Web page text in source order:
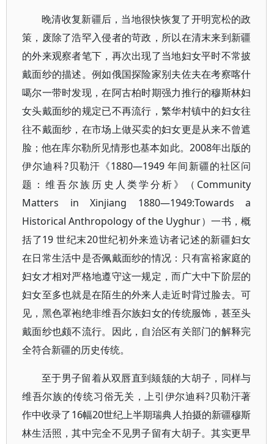
晚清收复新疆后，当地很快恢复了开明宽松的政
策，废除了浩罕入侵者的苛政，所以在清末来到新疆
的外来观察者笔下，再次出现了当地妇女平时不常披
戴面纱的描述。例如俄国探险家别夫佐夫在考察喀什
噶尔一带时发现，在阿古柏时期强力推行的穆斯林妇
女头戴面纱的规定已不再流行，繁华村镇中的妇女往
往不戴面纱，在市场上做买卖的妇女更是从来不曾遮
脸；他在库尔勒所见情形也基本如此。2008年出版的
伊尔迪科?贝勒汗《1880—1949 年间新疆的社区问
题：维吾尔族历史人类学分析》（Community
Matters in Xinjiang 1880—1949:Towards a
Historical Anthropology of the Uyghur）一书，概
括了19 世纪末20世纪初外来造访者记述的新疆妇女
在日常生活中是否佩戴面纱的情况：只有富裕家庭的
妇女才相对严格地遵守这一规定，而广大中下阶层的
妇女至多也就是在陌生的外来人走近时背过脸去。可
见，黑色罩袍绝非维吾尔族妇女的传统服饰，甚至头
戴面纱也颇不流行。因此，自治区有关部门的解释完
全符合新疆的历史传统。
至于男子留着从双唇直到颏颔的大胡子，同样与
维吾尔族的传统习俗无关，上引伊尔迪科?贝勒汗著
作中收录了16幅20世纪上半期瑞典人拍摄的新疆穆斯
林生活照，其中完全不见男子留有大胡子。其实更早